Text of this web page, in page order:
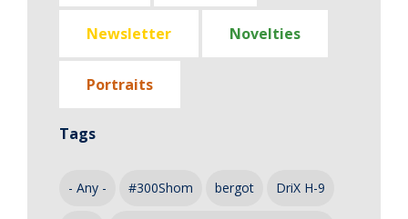
Newsletter Novelties
Portraits
Tags
- Any - #300Shom bergot DriX H-9